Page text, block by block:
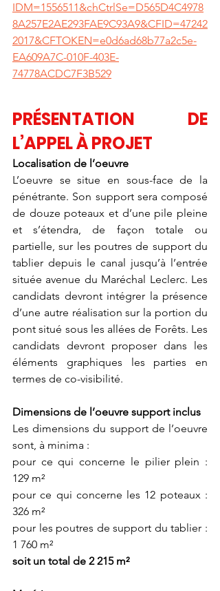
IDM=1556511&chCtrlSe=D565D4C4978
8A257E2AE293FAE9C93A9&CFID=47242
2017&CFTOKEN=e0d6ad68b77a2c5e-
EA609A7C-010F-403E-
74778ACDC7F3B529
PRÉSENTATION DE
L’APPEL À PROJET
Localisation de l’oeuvre
L’oeuvre se situe en sous-face de la
pénétrante. Son support sera composé
de douze poteaux et d’une pile pleine
et s’étendra, de façon totale ou
partielle, sur les poutres de support du
tablier depuis le canal jusqu’à l’entrée
située avenue du Maréchal Leclerc. Les
candidats devront intégrer la présence
d’une autre réalisation sur la portion du
pont situé sous les allées de Forêts. Les
candidats devront proposer dans les
éléments graphiques les parties en
termes de co-visibilité.
Dimensions de l’oeuvre support inclus
Les dimensions du support de l’oeuvre
sont, à minima :
pour ce qui concerne le pilier plein :
129 m²
pour ce qui concerne les 12 poteaux :
326 m²
pour les poutres de support du tablier :
1 760 m²
soit un total de 2 215 m²